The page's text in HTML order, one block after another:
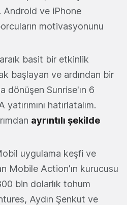
Android ve iPhone
motivasyonunu
basit bir etkinlik
başlayan ve ardından bir
dönüşen Sunrise'ın 6
hatırlatalım.
ayrıntılı şekilde
uygulama keşfi ve
Mobile Action'ın kurucusu
bin dolarlık tohum
Aydın Şenkut ve